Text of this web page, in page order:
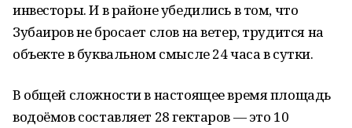
инвесторы. И в районе убедились в том, что
Зубаиров не бросает слов на ветер, трудится на
объекте в буквальном смысле 24 часа в сутки.
В общей сложности в настоящее время площадь
водоёмов составляет 28 гектаров — это 10